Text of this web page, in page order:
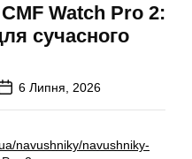
Watch Pro 2:
сучасного
6 Липня, 2026
navushniky/navushniky-